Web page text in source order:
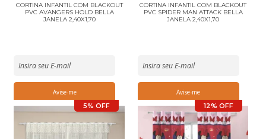
CORTINA INFANTIL COM BLACKOUT
PVC AVANGERS HOLD BELLA
JANELA 2,40X1,70
CORTINA INFANTIL COM BLACKOUT
PVC SPIDER MAN ATTACK BELLA
JANELA 2,40X1,70
5% OFF 12% OFF